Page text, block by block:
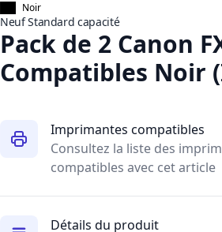
Noir
NeufStandard capacité
Pack de 2 Canon
Compatibles Noir
Imprimantes compatibles
Consultez la liste des
compatibles avec cet article
Détails du produit